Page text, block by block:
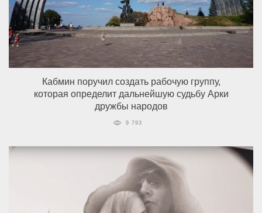
Кабмин поручил создать рабочую группу,
которая определит дальнейшую судьбу Арки
дружбы народов
9 793